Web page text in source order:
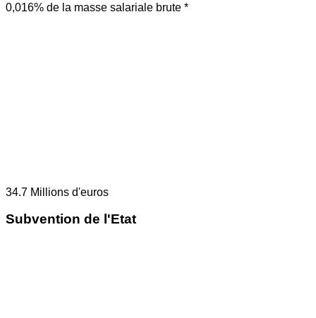
0,016% de la masse salariale brute *
34.7 Millions d'euros
Subvention de l'Etat